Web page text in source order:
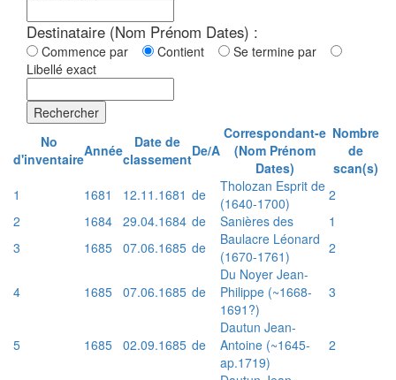
Destinataire (Nom Prénom Dates) :
Commence par Contient
Se termine par
Libellé exact
Rechercher
No
d'inventaireAnnée
Date de
classementDe/A
Correspondant-e
(Nom Prénom
Dates)
Nombre
de
scan(s)
1
1681 12.11.1681 de
Tholozan Esprit de
(1640-1700)
2
2
1684 29.04.1684 de Sanières des
1
3
1685 07.06.1685 de
Baulacre Léonard
(1670-1761)
2
4 1685 07.06.1685 de
Du Noyer Jean-
Philippe (~1668-
1691?)
3
5 1685 02.09.1685 de
Dautun Jean-
Antoine (~1645-
ap.1719)
2